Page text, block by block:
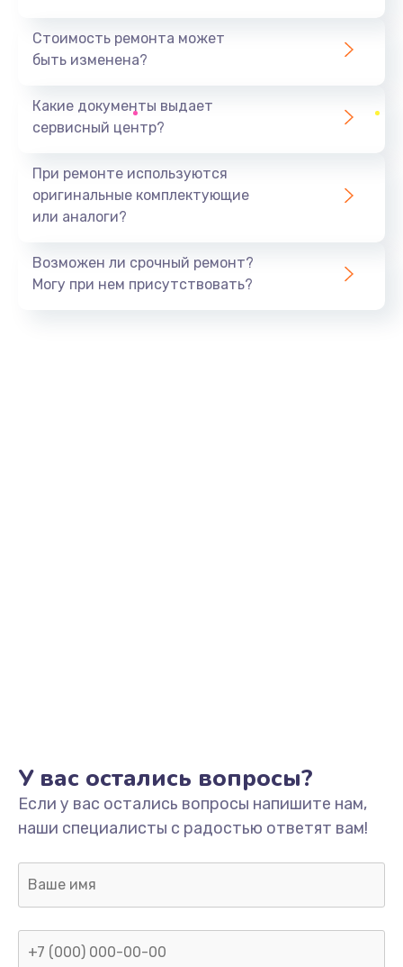
Стоимость ремонта может
быть изменена?
Какие документы выдает
сервисный центр?
При ремонте используются
оригинальные комплектующие
или аналоги?
Возможен ли срочный ремонт?
Могу при нем присутствовать?
У вас остались вопросы?
Если у вас остались вопросы напишите нам,
наши специалисты с радостью ответят вам!